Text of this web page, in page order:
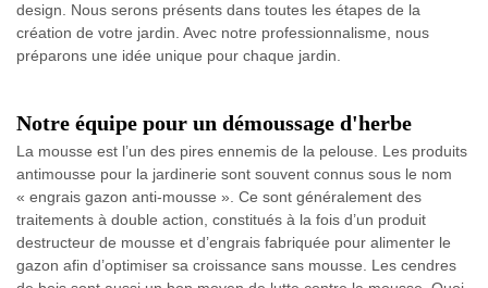
design. Nous serons présents dans toutes les étapes de la
création de votre jardin. Avec notre professionnalisme, nous
préparons une idée unique pour chaque jardin.
Notre équipe pour un démoussage d'herbe
La mousse est l’un des pires ennemis de la pelouse. Les produits
antimousse pour la jardinerie sont souvent connus sous le nom
« engrais gazon anti-mousse ». Ce sont généralement des
traitements à double action, constitués à la fois d’un produit
destructeur de mousse et d’engrais fabriquée pour alimenter le
gazon afin d’optimiser sa croissance sans mousse. Les cendres